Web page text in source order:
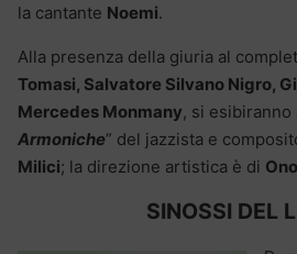
la cantante Noemi.
Alla presenza della giuria al
Tomasi, Salvatore Silvano Nigro,
Mercedes Monmany, si esibiranno
Armoniche” del jazzista e
Milici; la direzione artistica è di
SINOSSI DEL